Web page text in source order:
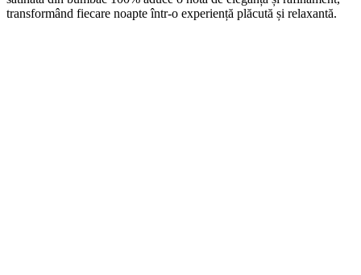
transformând fiecare noapte într-o experiență plăcută și relaxantă.